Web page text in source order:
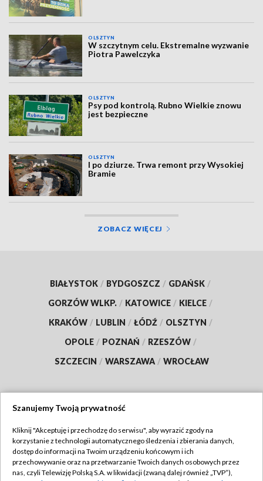
OLSZTYN
W szczytnym celu. Ekstremalne wyzwanie
Piotra Pawelczyka
OLSZTYN
Psy pod kontrolą. Rubno Wielkie znowu
jest bezpieczne
OLSZTYN
I po dziurze. Trwa remont przy Wysokiej
Bramie
ZOBACZ WIĘCEJ
BIAŁYSTOK / BYDGOSZCZ / GDAŃSK /
GORZÓW WLKP. / KATOWICE / KIELCE /
KRAKÓW / LUBLIN / ŁÓDŹ / OLSZTYN /
OPOLE / POZNAŃ / RZESZÓW /
SZCZECIN / WARSZAWA / WROCŁAW
TVP
Abonament TVP
Regulamin TVP
Szanujemy Twoją prywatność
Kliknij "Akceptuję i przechodzę do serwisu", aby wyrazić zgody na
korzystanie z technologii automatycznego śledzenia i zbierania danych,
dostęp do informacji na Twoim urządzeniu końcowym i ich
przechowywanie oraz na przetwarzanie Twoich danych osobowych przez
nas, czyli Telewizję Polską S.A. w likwidacji (zwaną dalej również „TVP”),